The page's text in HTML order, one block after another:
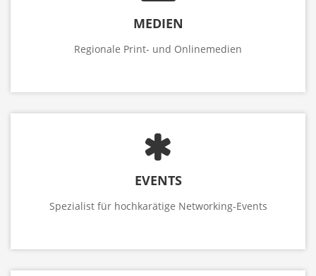
MEDIEN
Regionale Print- und Onlinemedien
EVENTS
Spezialist für hochkarätige Networking-Events